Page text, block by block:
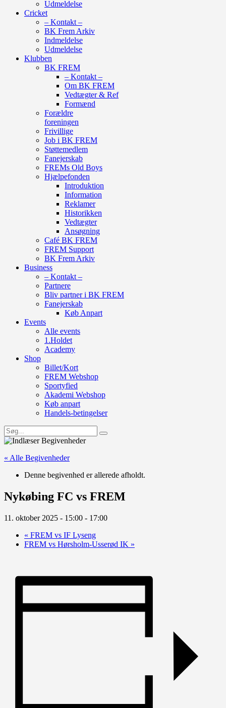
Udmeldelse
Cricket
– Kontakt –
BK Frem Arkiv
Indmeldelse
Udmeldelse
Klubben
BK FREM
– Kontakt –
Om BK FREM
Vedtægter & Ref
Formænd
Forældre
foreningen
Frivillige
Job i BK FREM
Støttemedlem
Fanejerskab
FREMs Old Boys
Hjælpefonden
Introduktion
Information
Reklamer
Historikken
Vedtægter
Ansøgning
Café BK FREM
FREM Support
BK Frem Arkiv
Business
– Kontakt –
Partnere
Bliv partner i BK FREM
Fanejerskab
Køb Anpart
Events
Alle events
1.Holdet
Academy
Shop
Billet/Kort
FREM Webshop
Sportyfied
Akademi Webshop
Køb anpart
Handels-betingelser
« Alle Begivenheder
Denne begivenhed er allerede afholdt.
Nykøbing FC vs FREM
11. oktober 2025 - 15:00 - 17:00
« FREM vs IF Lyseng
FREM vs Hørsholm-Usserød IK »